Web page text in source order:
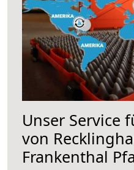
Unser Service
von
Frankenthal